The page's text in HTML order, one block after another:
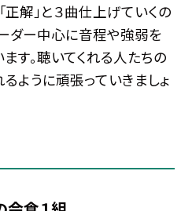
「正解」と３曲仕上げていくの
ダー中心に音程や強弱を
す。聴いてくれる人たちの
ように頑張っていきましょ